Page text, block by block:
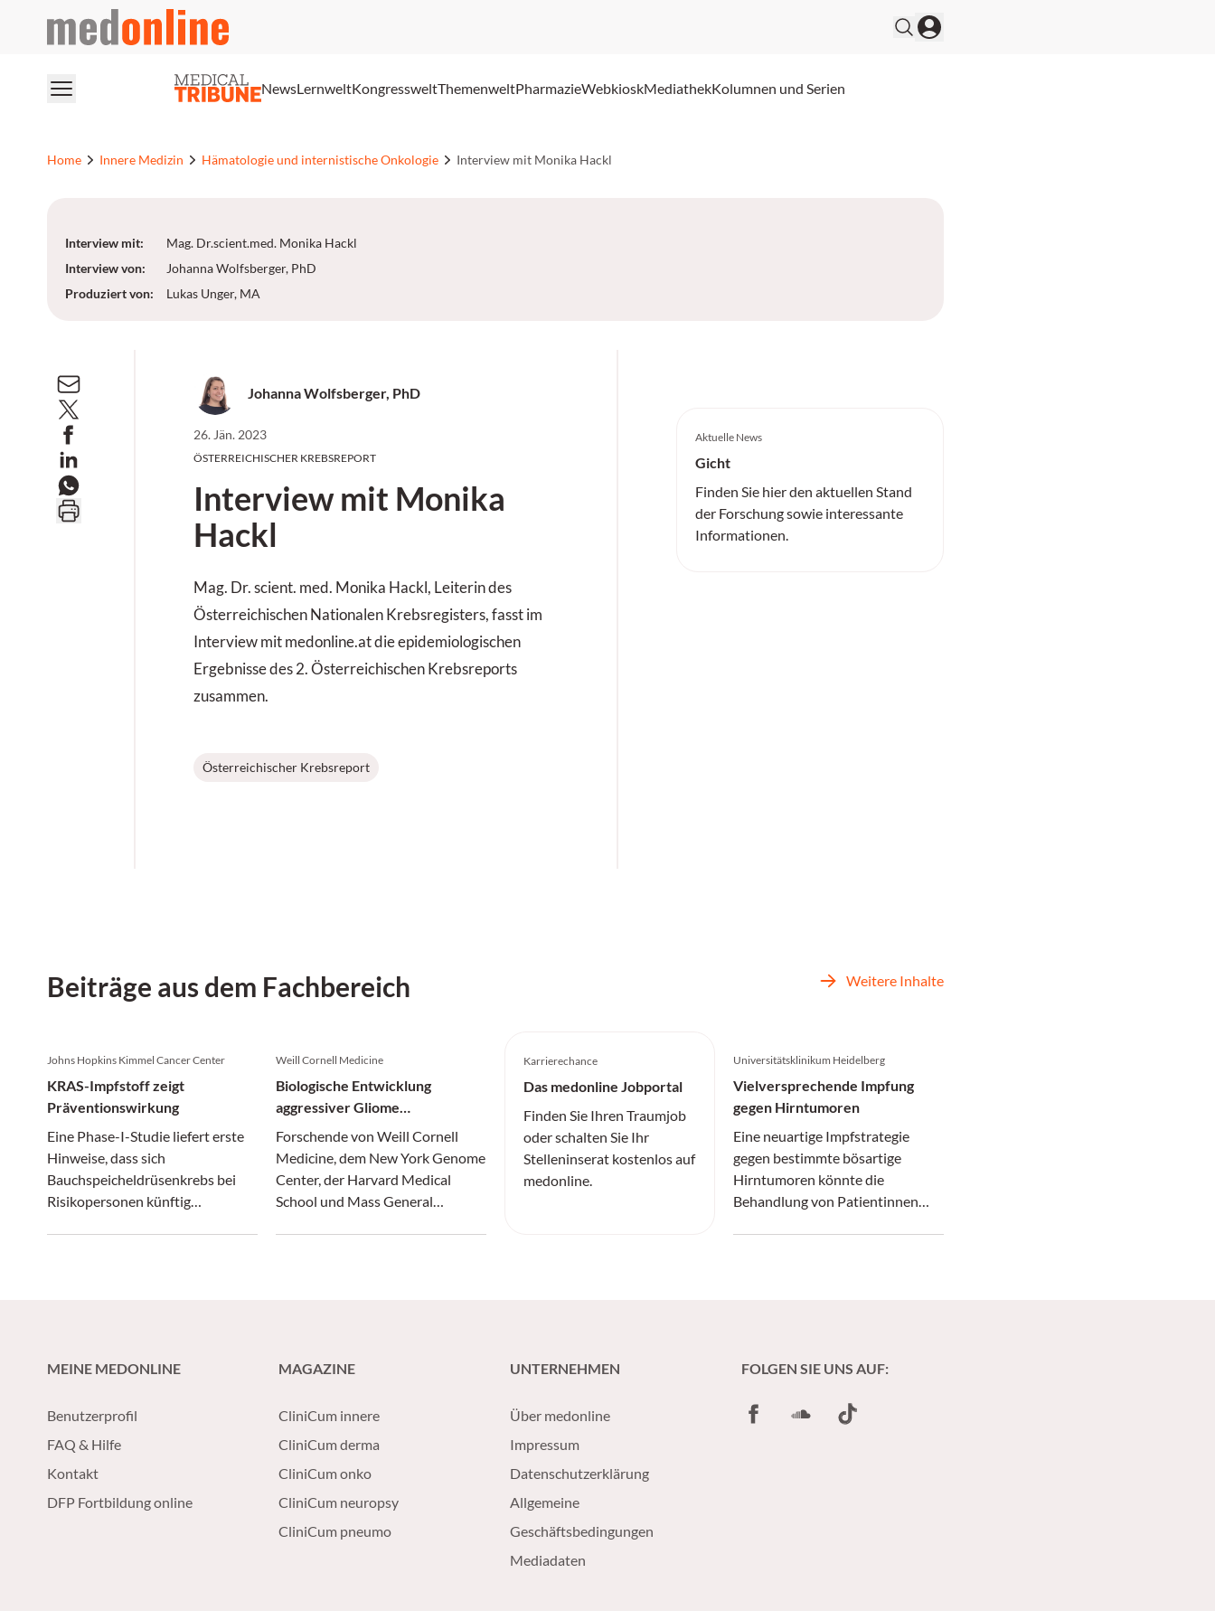
medonline
NewsLernweltKongressweltThemenweltPharmazieWebkioskMediathekKolumnen und Serien
Home Innere Medizin Hämatologie und internistische Onkologie Interview mit Monika Hackl
Um das Video zu sehen, loggen Sie sich bitte ein oder registrieren Sie sich kostenlos.
Interview mit:
Mag. Dr.scient.med. Monika Hackl
Interview von:
Johanna Wolfsberger, PhD
Produziert von: Lukas Unger, MA
Johanna Wolfsberger, PhD
26. Jän. 2023
ÖSTERREICHISCHER KREBSREPORT
Interview mit Monika
Hackl
Mag. Dr. scient. med. Monika Hackl, Leiterin des
Österreichischen Nationalen Krebsregisters, fasst im
Interview mit medonline.at die epidemiologischen
Ergebnisse des 2. Österreichischen Krebsreports
zusammen.
Österreichischer Krebsreport
Aktuelle News
Gicht
Finden Sie hier den aktuellen Stand
der Forschung sowie interessante
Informationen.
Beiträge aus dem Fachbereich Weitere Inhalte
Johns Hopkins Kimmel Cancer Center
KRAS-Impfstoff zeigt
Präventionswirkung
Eine Phase-I-Studie liefert erste
Hinweise, dass sich
Bauchspeicheldrüsenkrebs bei
Risikopersonen künftig
Weill Cornell Medicine
Biologische Entwicklung
aggressiver Gliome
entschlüsselt
Forschende von Weill Cornell
Medicine, dem New York Genome
Center, der Harvard Medical
School und Mass General
Karrierechance
Das medonline Jobportal
Finden Sie Ihren Traumjob
oder schalten Sie Ihr
Stelleninserat kostenlos auf
medonline.
Universitätsklinikum Heidelberg
Vielversprechende Impfung
gegen Hirntumoren
Eine neuartige Impfstrategie
gegen bestimmte bösartige
Hirntumoren könnte die
Behandlung von Patientinnen
MEINE MEDONLINE
Benutzerprofil
FAQ & Hilfe
Kontakt
DFP Fortbildung online
MAGAZINE
CliniCum innere
CliniCum derma
CliniCum onko
CliniCum neuropsy
CliniCum pneumo
UNTERNEHMEN
Über medonline
Impressum
Datenschutzerklärung
Allgemeine
Geschäftsbedingungen
Mediadaten
FOLGEN SIE UNS AUF:
FacebookSoundCloud
TikTok